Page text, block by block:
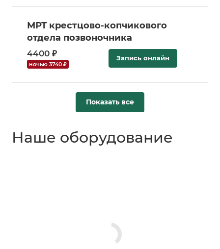
МРТ крестцово-копчикового
отдела позвоночника
4400 ₽
ночью 3740 ₽
Запись онлайн
Показать все
Наше оборудование